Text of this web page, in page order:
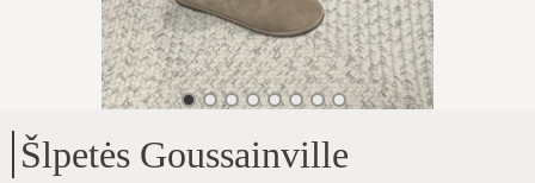
Šlpetės Goussainville